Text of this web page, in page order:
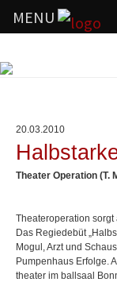
zum
20.03.2010
Theater Operation (T.
Theateroperation
Das Regiedebüt
Mogul, Arzt und
Pumpenhaus Erfolge.
theater im ballsaal
MENU